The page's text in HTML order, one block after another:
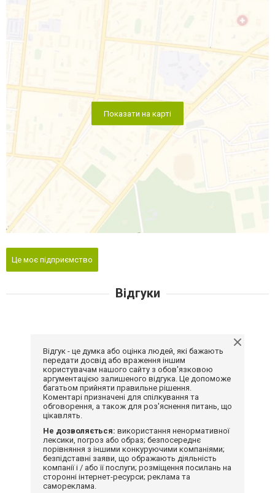
Показати на карті
Це моє підприємство
Відгуки
Відгук - це думка або оцінка людей, які бажають
передати досвід або враження іншим
користувачам нашого сайту з обов'язковою
аргументацією залишеного відгука. Це допоможе
багатьом прийняти правильне рішення.
Коментарі призначені для спілкування та
обговорення, а також для роз'яснення питань, що
цікавлять.
Не дозволяється: використання ненормативної
лексики, погроз або образ; безпосереднє
порівняння з іншими конкуруючими компаніями;
безпідставні заяви, що ображають діяльність
компанії і / або її послуги; розміщення посилань на
сторонні інтернет-ресурси; реклама та
самореклама.